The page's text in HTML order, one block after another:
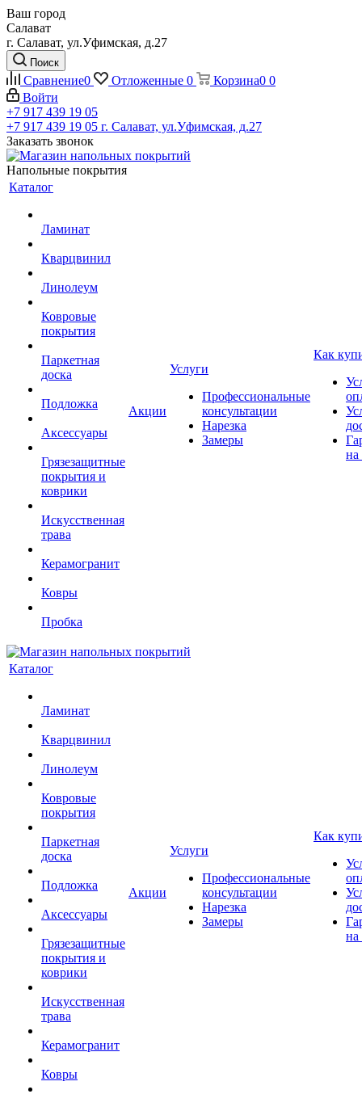
Ваш город
Салават
г. Салават, ул.Уфимская, д.27
Поиск
Сравнение0 Отложенные 0 Корзина0 0
Войти
+7 917 439 19 05
+7 917 439 19 05 г. Салават, ул.Уфимская, д.27
Заказать звонок
Напольные покрытия
Каталог
Ламинат
Кварцвинил
Линолеум
Ковровые
покрытия
Паркетная
доска
Подложка
Аксессуары
Грязезащитные
покрытия и
коврики
Искусственная
трава
Керамогранит
Ковры
Пробка
Акции
Услуги
Профессиональные
консультации
Нарезка
Замеры
Как
на
Каталог
Ламинат
Кварцвинил
Линолеум
Ковровые
покрытия
Паркетная
доска
Подложка
Аксессуары
Грязезащитные
покрытия и
коврики
Искусственная
трава
Керамогранит
Ковры
Акции
Услуги
Профессиональные
консультации
Нарезка
Замеры
Как
на